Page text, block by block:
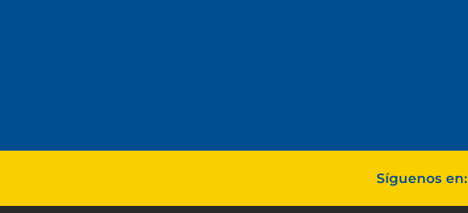
Síguenos en: